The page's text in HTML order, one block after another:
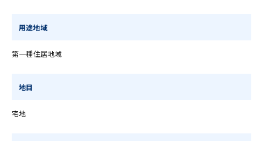
用途地域
第一種住居地域
地目
宅地